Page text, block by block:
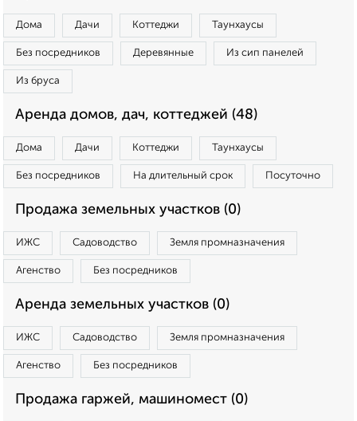
Дома Дачи Коттеджи Таунхаусы
Без посредников Деревянные Из сип панелей
Из бруса
Аренда домов, дач, коттеджей (48)
Дома Дачи Коттеджи Таунхаусы
Без посредников На длительный срок Посуточно
Продажа земельных участков (0)
ИЖС Садоводство Земля промназначения
Агенство Без посредников
Аренда земельных участков (0)
ИЖС Садоводство Земля промназначения
Агенство Без посредников
Продажа гаржей, машиномест (0)